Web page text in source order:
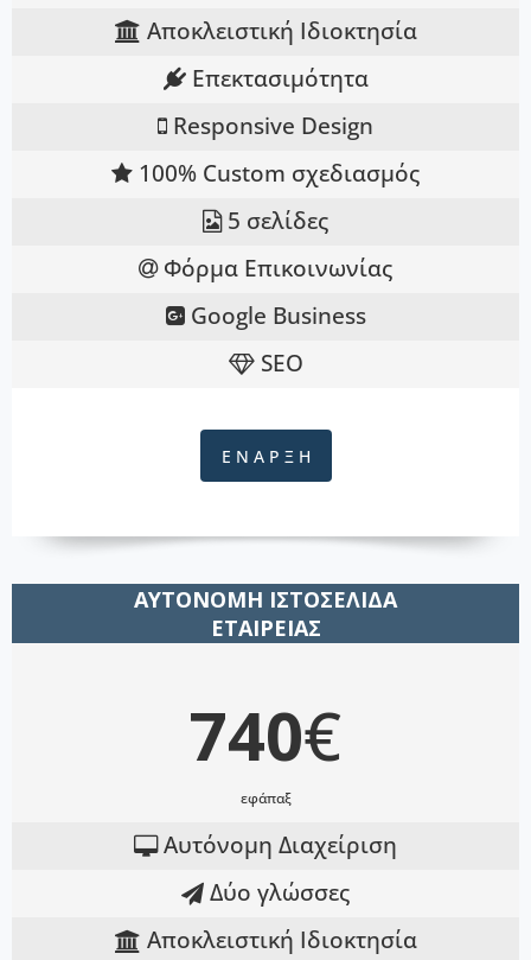
Αποκλειστική Ιδιοκτησία
Επεκτασιμότητα
Responsive Design
100% Custom σχεδιασμός
5 σελίδες
Φόρμα Επικοινωνίας
Google Business
SEO
Ε Ν Α Ρ Ξ Η
ΑΥΤΟΝΟΜΗ ΙΣΤΟΣΕΛΙΔΑ
ΕΤΑΙΡΕΙΑΣ
740€
εφάπαξ
Αυτόνομη Διαχείριση
Δύο γλώσσες
Αποκλειστική Ιδιοκτησία